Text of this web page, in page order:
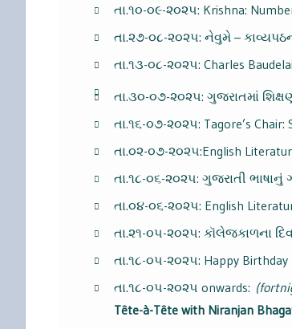
તા.૧૦-૦૯-૨૦૨૫: Krishna:
તા.૨૭-૦૮-૨૦૨૫: નેવુમે –
તા.૧૩-૦૮-૨૦૨૫: Charles
તા.૩૦-૦૭-૨૦૨૫: ગુજરાતમાં
તા.૧૬-૦૭-૨૦૨૫: Tagore’s
તા.૦૨-૦૭-૨૦૨૫:English
તા.૧૮-૦૬-૨૦૨૫: ગુજરાતી ભાષાનું
તા.૦૪-૦૬-૨૦૨૫: English
તા.૨૧-૦૫-૨૦૨૫: કૉલેજકાળના
તા.૧૮-૦૫-૨૦૨૫: Happy
તા.૧૮-૦૫-૨૦૨૫ onwards:
Tête-à-Tête with Niranjan